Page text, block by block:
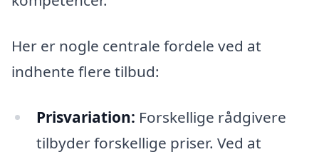
Her er nogle centrale fordele ved at
indhente flere tilbud:
Prisvariation: Forskellige rådgivere
tilbyder forskellige priser. Ved at